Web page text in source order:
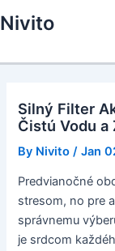
to
Nivito
Silný Filter
Čistú Vodu a
By Nivito /Jan
Predvianočné
stresom, no pre
správnemu
je srdcom